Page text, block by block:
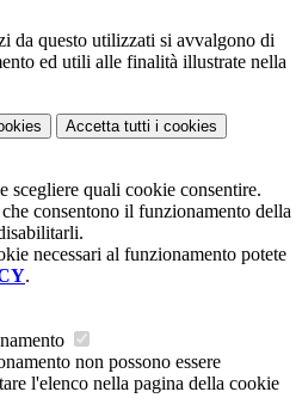
da questo utilizzati si avvalgono di
ed utili alle finalità illustrate nella
Accetta tutti i cookies
scegliere quali cookie consentire.
consentono il funzionamento della
necessari al funzionamento potete
.
non possono essere
l'elenco nella pagina della cookie